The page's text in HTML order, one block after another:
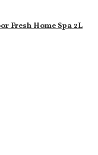
Fresh Home Spa 2L